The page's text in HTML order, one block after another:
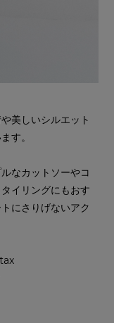
美しいシルエット
す。
なカットソーやコ
イリングにもおす
にさりげないアク